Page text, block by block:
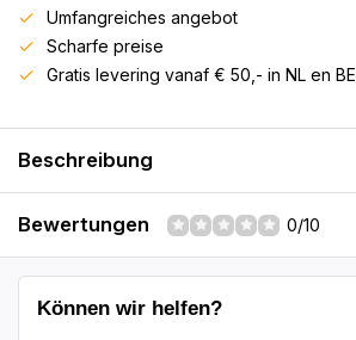
Umfangreiches angebot
Scharfe preise
Gratis levering vanaf € 50,- in NL en BE
Beschreibung
Bewertungen 0/10
Können wir helfen?